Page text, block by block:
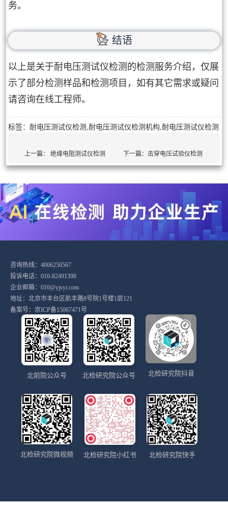
务。
结语
以上是关于耐电压测试仪检测的检测服务介绍，仅展
示了部分检测样品和检测项目，如有其它需求或疑问
请咨询在线工程师。
标签：耐电压测试仪检测,耐电压测试仪检测机构,耐电压测试仪检测
上一篇：绝缘电阻测试仪检测 下一篇：击穿电压试验仪检测
咨询热线：4006250567
投诉电话：010-82491398
企业邮箱：010@yjsyi.com
地址：北京市丰台区航丰路8号院1号楼1层121
备案号： 京ICP备15067471号
北前院公众号 北检研究院公众号 北检研究院抖音
北检研究院微视频 北检研究院小红书 北检研究院快手